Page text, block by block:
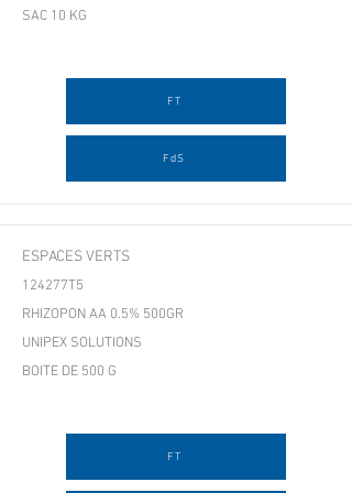
SAC 10 KG
FT
FdS
ESPACES VERTS
124277T5
RHIZOPON AA 0.5% 500GR
UNIPEX SOLUTIONS
BOITE DE 500 G
FT